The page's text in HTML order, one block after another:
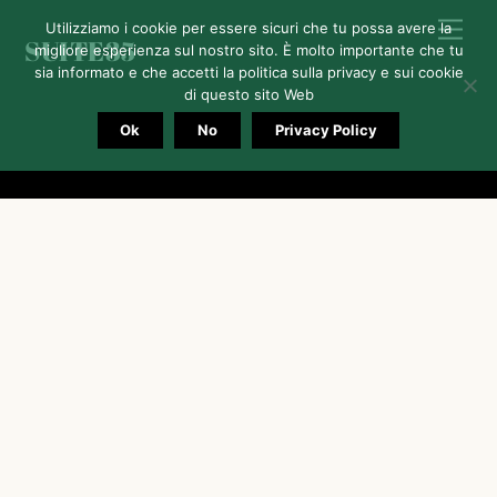
content
SUITE35
Utilizziamo i cookie per essere sicuri che tu possa avere la
migliore esperienza sul nostro sito. È molto importante che tu
sia informato e che accetti la politica sulla privacy e sui cookie
di questo sito Web
Ok No Privacy Policy